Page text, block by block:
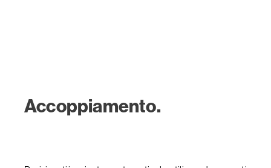
Accoppiamento.